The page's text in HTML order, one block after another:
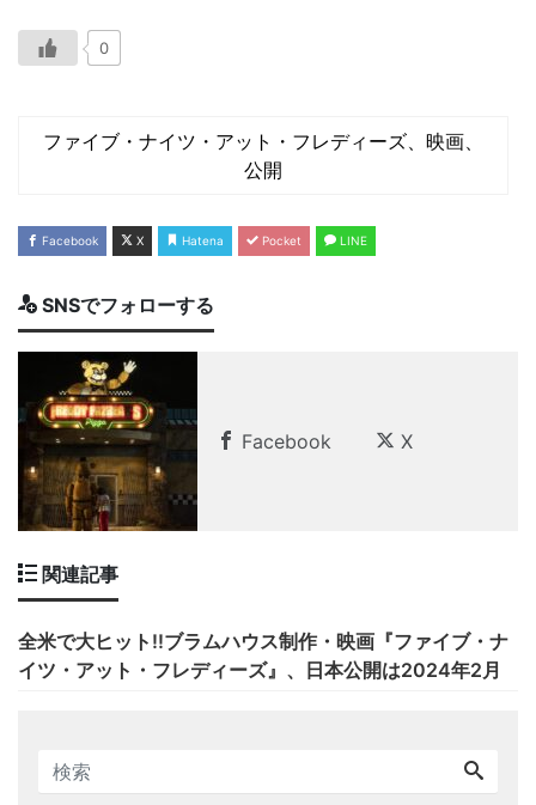
0
ファイブ・ナイツ・アット・フレディーズ、映画、
公開
Facebook X Hatena Pocket LINE
SNSでフォローする
Facebook X
関連記事
全米で大ヒット!!ブラムハウス制作・映画『ファイブ・ナ
イツ・アット・フレディーズ』、日本公開は2024年2月